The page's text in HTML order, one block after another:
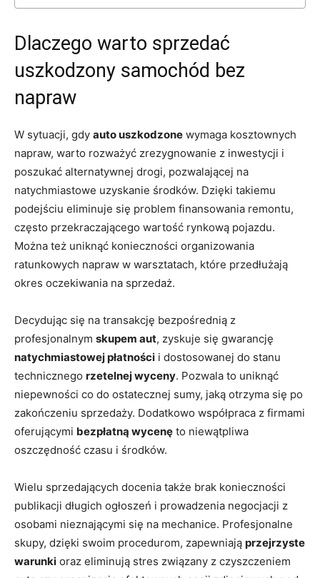
Dlaczego warto sprzedać
uszkodzony samochód bez
napraw
W sytuacji, gdy auto uszkodzone wymaga kosztownych
napraw, warto rozważyć zrezygnowanie z inwestycji i
poszukać alternatywnej drogi, pozwalającej na
natychmiastowe uzyskanie środków. Dzięki takiemu
podejściu eliminuje się problem finansowania remontu,
często przekraczającego wartość rynkową pojazdu.
Można też uniknąć konieczności organizowania
ratunkowych napraw w warsztatach, które przedłużają
okres oczekiwania na sprzedaż.
Decydując się na transakcję bezpośrednią z
profesjonalnym skupem aut, zyskuje się gwarancję
natychmiastowej płatności i dostosowanej do stanu
technicznego rzetelnej wyceny. Pozwala to uniknąć
niepewności co do ostatecznej sumy, jaką otrzyma się po
zakończeniu sprzedaży. Dodatkowo współpraca z firmami
oferującymi bezpłatną wycenę to niewątpliwa
oszczędność czasu i środków.
Wielu sprzedających docenia także brak konieczności
publikacji długich ogłoszeń i prowadzenia negocjacji z
osobami nieznającymi się na mechanice. Profesjonalne
skupy, dzięki swoim procedurom, zapewniają przejrzyste
warunki oraz eliminują stres związany z czyszczeniem